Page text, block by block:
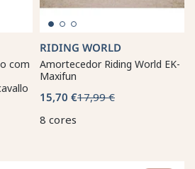
com
RIDING WORLD
Amortecedor Riding World EK-
Maxifun
15,70 €17,99 €
8 cores